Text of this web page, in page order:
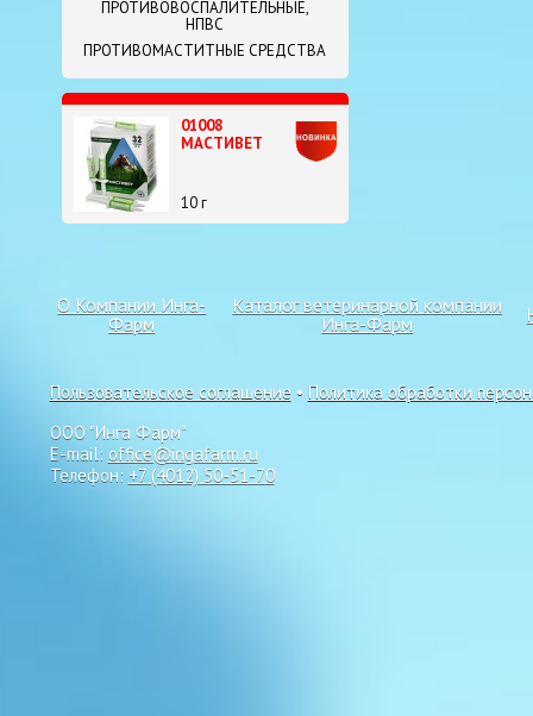
ПРОТИВОВОСПАЛИТЕЛЬНЫЕ,
НПВС
ПРОТИВОМАСТИТНЫЕ СРЕДСТВА
01008
МАСТИВЕТ
10 г
О Компании Инга-
Фарм
Каталог ветеринарной компании
Инга-Фарм
Пользовательское соглашение • Политика обработки
ООО "Инга Фарм"
E-mail: office@ingafarm.ru
Телефон: +7 (4012) 50-51-70